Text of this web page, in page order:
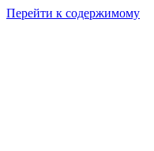
Перейти к содержимому